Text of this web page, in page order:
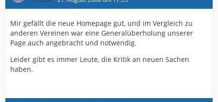
Mir gefällt die neue Homepage gut, und im Vergleich zu
anderen Vereinen war eine Generalüberholung unserer
Page auch angebracht und notwendig.
Leider gibt es immer Leute, die Kritik an neuen Sachen
haben.